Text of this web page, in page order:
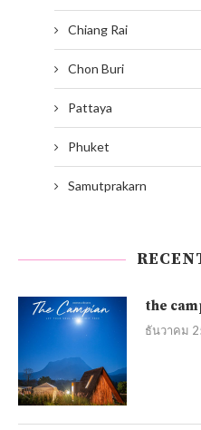
Chiang Rai
Chon Buri
Pattaya
Phuket
Samutprakarn
the
ธันวาคม